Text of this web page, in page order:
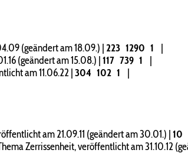
(geändert am 18.09.) | 223 1290 1
|
(geändert am 15.08.) |117 739 1
|
am 11.06.22 |304 102 1
|
am 21.09.11 (geändert am 30.01.) |10
Zerrissenheit, veröffentlicht am 31.10.12